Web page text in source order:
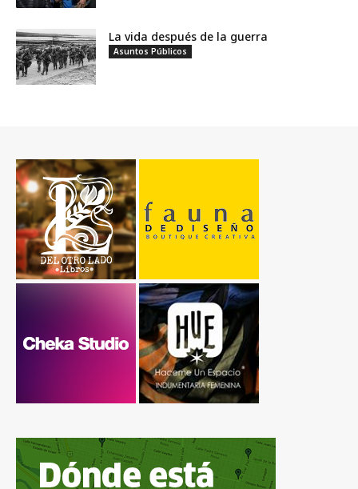
La vida después de la guerra
Asuntos Públicos